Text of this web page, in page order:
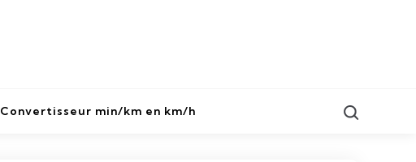
Convertisseur min/km en km/h